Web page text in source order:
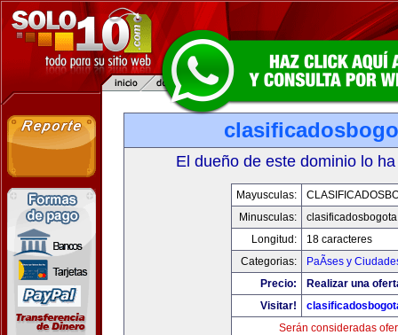
El dueño de este dominio lo
Mayusculas:
Minusculas:
Longitud:
18 caracteres
Categorias:
PaÃ­ses y
Precio:
Realizar una
Visitar!
Serán consideradas